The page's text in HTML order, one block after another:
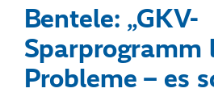
Bentele: „GKV-
Sparprogramm
Probleme – es